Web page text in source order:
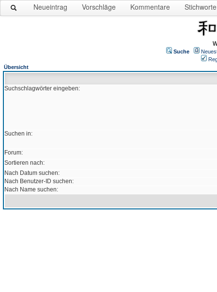
Neueintrag Vorschläge Kommentare Stichworte
Suche
Übersicht
Suchschlagwörter eingeben:
Suchen in:
Forum:
Sortieren nach:
Nach Datum suchen:
Nach Benutzer-ID suchen:
Nach Name suchen: